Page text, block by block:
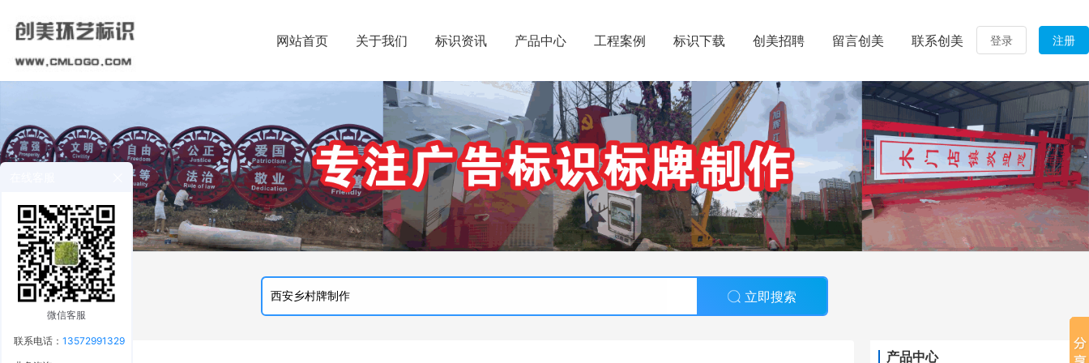
登录 注册
网站首页 关于我们 标识资讯 产品中心 工程案例 标识下载 创美招聘 留言创美 联系创美
立即搜索
产品中心
微信客服
联系电话：13572991329